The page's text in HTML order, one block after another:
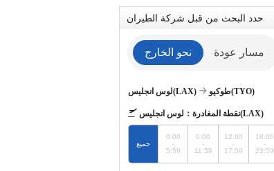
حدد البحث من قبل شركة الطيران
نحو الخارج مسار عودة
لوس انجليس(LAX) طوكيو(TYO)
نقطة المغادرة：لوس انجليس(LAX)
جميع
0:00
-
5:59
6:00
-
11:59
12:00
-
17:59
18:00
-
23:59